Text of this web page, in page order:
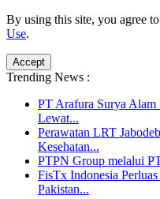
By using this site, you agree
Use.
Accept
Trending News :
PT Arafura Surya Alam
Lewat...
Perawatan LRT
Kesehatan...
PTPN Group melalui
FisTx Indonesia
Pakistan...